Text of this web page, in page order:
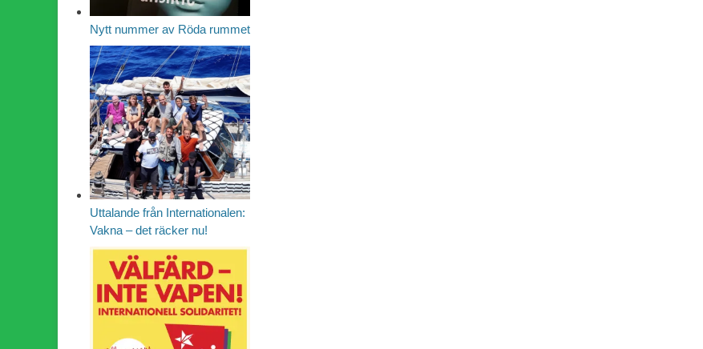
Nytt nummer av Röda rummet
Uttalande från Internationalen:
Vakna – det räcker nu!